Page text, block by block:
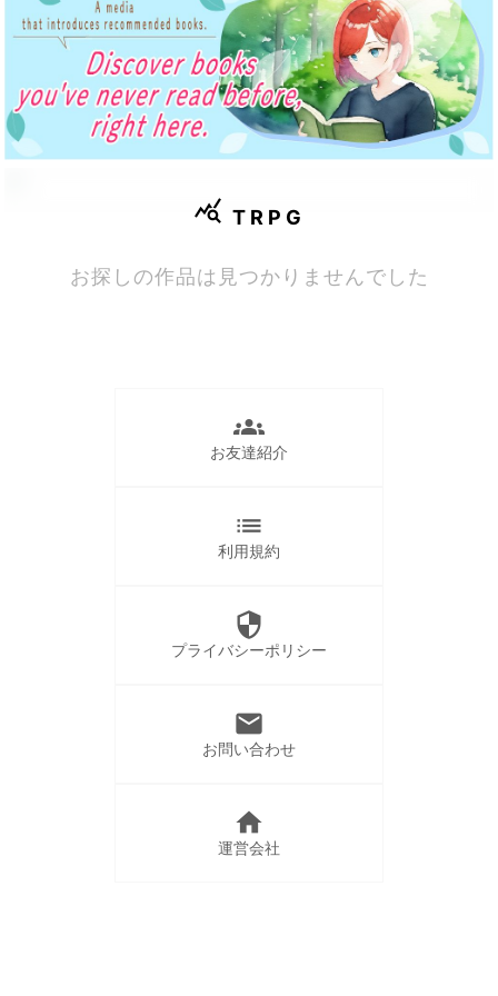
query_stats TRPG
お探しの作品は見つかりませんでした
groups
お友達紹介
list
利用規約
security
プライバシーポリシー
mail
お問い合わせ
home
運営会社